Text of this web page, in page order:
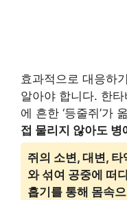
효과적으로 대응하
알아야 합니다. 한
에 흔한 ‘등줄쥐’가
접 물리지 않아도
쥐의 소변, 대변,
와 섞여 공중에 떠
흡기를 통해 몸속